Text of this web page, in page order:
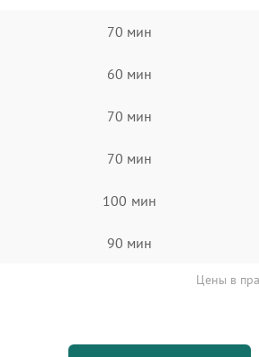
70 мин
60 мин
70 мин
70 мин
100 мин
90 мин
Цены в